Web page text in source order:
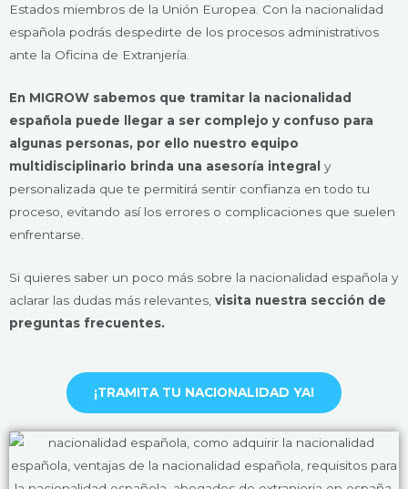
Estados miembros de la Unión Europea. Con la nacionalidad
española podrás despedirte de los procesos administrativos
ante la Oficina de Extranjería.
En MIGROW sabemos que tramitar la nacionalidad
española puede llegar a ser complejo y confuso para
algunas personas, por ello nuestro equipo
multidisciplinario brinda una asesoría integral y
personalizada que te permitirá sentir confianza en todo tu
proceso, evitando así los errores o complicaciones que suelen
enfrentarse.
Si quieres saber un poco más sobre la nacionalidad española y
aclarar las dudas más relevantes, visita nuestra sección de
preguntas frecuentes.
¡TRAMITA TU NACIONALIDAD YA!